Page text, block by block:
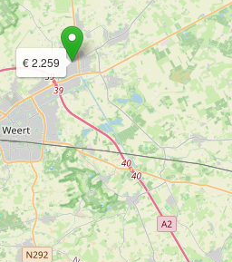
€ 2.259